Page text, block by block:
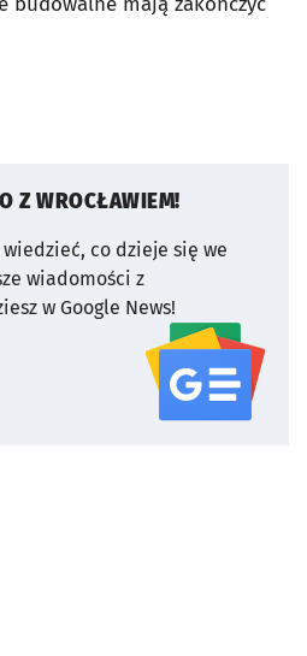
Z WROCŁAWIEM!
co dzieje się we
wiadomości z
w Google News!
serwisu